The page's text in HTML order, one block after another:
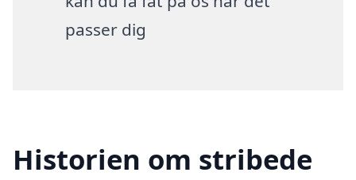
passer dig
Historien om stribede